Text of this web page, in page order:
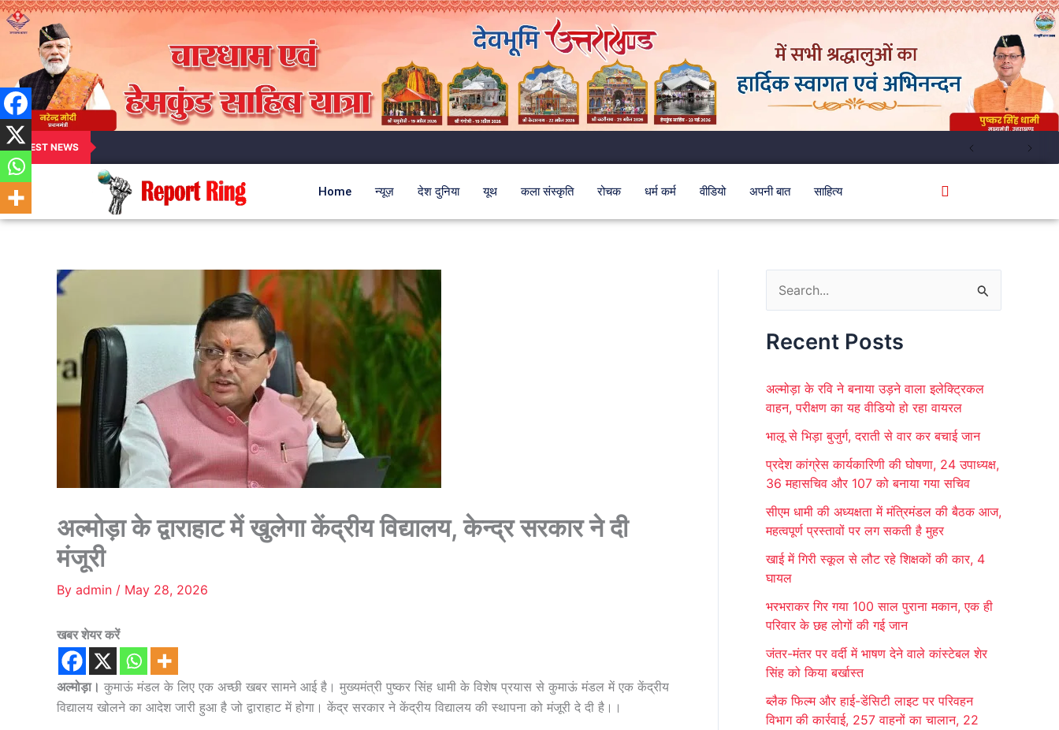
LATEST NEWS
Home न्यूज़ देश दुनिया यूथ कला संस्कृति रोचक धर्म कर्म वीडियो अपनी बात साहित्य
अल्मोड़ा के द्वाराहाट में खुलेगा केंद्रीय विद्यालय, केन्द्र सरकार ने दी
मंजूरी
By admin / May 28, 2026
खबर शेयर करें
अल्मोड़ा। कुमाऊं मंडल के लिए एक अच्छी खबर सामने आई है। मुख्यमंत्री पुष्कर सिंह धामी के विशेष प्रयास से कुमाऊं मंडल में एक केंद्रीय
विद्यालय खोलने का आदेश जारी हुआ है जो द्वाराहाट में होगा। केंद्र सरकार ने केंद्रीय विद्यालय की स्थापना को मंजूरी दे दी है।।
a
c
o
Recent Posts
अल्मोड़ा के रवि ने बनाया उड़ने वाला इलेक्ट्रिकल
वाहन, परीक्षण का यह वीडियो हो रहा वायरल
भालू से भिड़ा बुजुर्ग, दराती से वार कर बचाई जान
प्रदेश कांग्रेस कार्यकारिणी की घोषणा, 24 उपाध्यक्ष,
36 महासचिव और 107 को बनाया गया सचिव
सीएम धामी की अध्यक्षता में मंत्रिमंडल की बैठक आज,
महत्वपूर्ण प्रस्तावों पर लग सकती है मुहर
खाई में गिरी स्कूल से लौट रहे शिक्षकों की कार, 4
घायल
भरभराकर गिर गया 100 साल पुराना मकान, एक ही
परिवार के छह लोगों की गई जान
जंतर-मंतर पर वर्दी में भाषण देने वाले कांस्टेबल शेर
सिंह को किया बर्खास्त
ब्लैक फिल्म और हाई-डेंसिटी लाइट पर परिवहन
विभाग की कार्रवाई, 257 वाहनों का चालान, 22